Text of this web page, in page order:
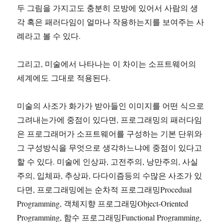
두 그림을 가지고도 충분히 모방에 있어서 사람의 생
각 혹은 패러다임이 얼마나 작용하는지를 보여주는 사
례라고 볼 수 있다.
그리고, 미술에서 나타나는 이 차이는 소프트웨어의
세계에도 그대로 적용된다.
미술의 사조가 화가가 받아들인 이미지를 어떤 식으로
그려내는가에 중점이 있다면, 프로그래밍의 패러다임
은 프로그래머가 소프트웨어를 구성하는 기본 단위와
그 구성방식을 무엇으로 생각하느냐에 중점이 있다고
할 수 있다. 미술에 인상파, 고전주의, 낭만주의, 사실
주의, 입체파, 추상파, 다다이즘등의 수많은 사조가 있
다면, 프로그래밍에는 순차적 프로그래밍Procedual
Programming, 객체지향 프로그래밍Object-Oriented
Programming, 함수 프로그래밍Functional Programming,